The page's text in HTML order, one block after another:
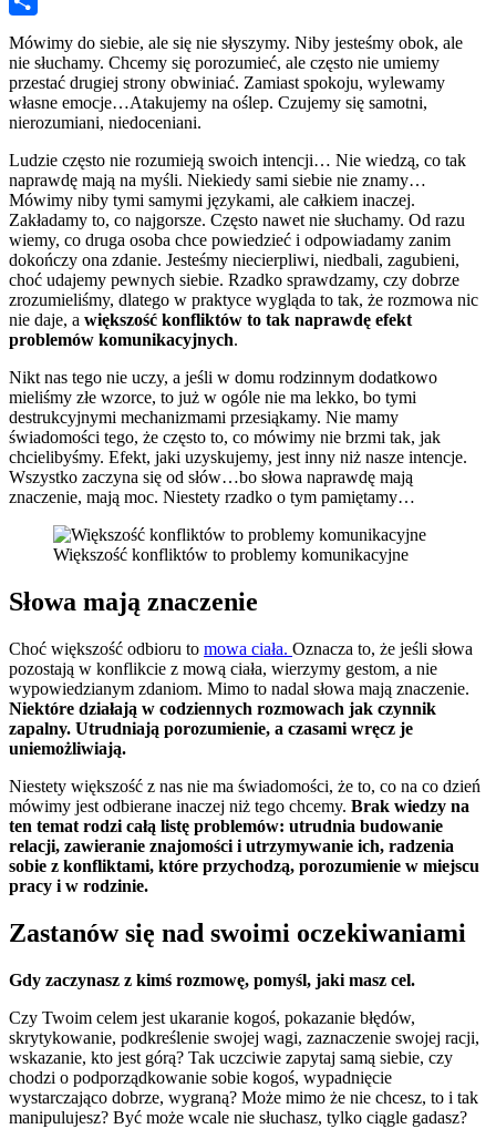
Mówimy do siebie, ale się nie słyszymy. Niby jesteśmy obok, ale
nie słuchamy. Chcemy się porozumieć, ale często nie umiemy
przestać drugiej strony obwiniać. Zamiast spokoju, wylewamy
własne emocje…Atakujemy na oślep. Czujemy się samotni,
nierozumiani, niedoceniani.
Ludzie często nie rozumieją swoich intencji… Nie wiedzą, co tak
naprawdę mają na myśli. Niekiedy sami siebie nie znamy…
Mówimy niby tymi samymi językami, ale całkiem inaczej.
Zakładamy to, co najgorsze. Często nawet nie słuchamy. Od razu
wiemy, co druga osoba chce powiedzieć i odpowiadamy zanim
dokończy ona zdanie. Jesteśmy niecierpliwi, niedbali, zagubieni,
choć udajemy pewnych siebie. Rzadko sprawdzamy, czy dobrze
zrozumieliśmy, dlatego w praktyce wygląda to tak, że rozmowa nic
nie daje, a większość konfliktów to tak naprawdę efekt
problemów komunikacyjnych.
Nikt nas tego nie uczy, a jeśli w domu rodzinnym dodatkowo
mieliśmy złe wzorce, to już w ogóle nie ma lekko, bo tymi
destrukcyjnymi mechanizmami przesiąkamy. Nie mamy
świadomości tego, że często to, co mówimy nie brzmi tak, jak
chcielibyśmy. Efekt, jaki uzyskujemy, jest inny niż nasze intencje.
Wszystko zaczyna się od słów…bo słowa naprawdę mają
znaczenie, mają moc. Niestety rzadko o tym pamiętamy…
Większość konfliktów to problemy komunikacyjne
Słowa mają znaczenie
Choć większość odbioru to mowa ciała. Oznacza to, że jeśli słowa
pozostają w konflikcie z mową ciała, wierzymy gestom, a nie
wypowiedzianym zdaniom. Mimo to nadal słowa mają znaczenie.
Niektóre działają w codziennych rozmowach jak czynnik
zapalny. Utrudniają porozumienie, a czasami wręcz je
uniemożliwiają.
Niestety większość z nas nie ma świadomości, że to, co na co dzień
mówimy jest odbierane inaczej niż tego chcemy. Brak wiedzy na
ten temat rodzi całą listę problemów: utrudnia budowanie
relacji, zawieranie znajomości i utrzymywanie ich, radzenia
sobie z konfliktami, które przychodzą, porozumienie w miejscu
pracy i w rodzinie.
Zastanów się nad swoimi oczekiwaniami
Gdy zaczynasz z kimś rozmowę, pomyśl, jaki masz cel.
Czy Twoim celem jest ukaranie kogoś, pokazanie błędów,
skrytykowanie, podkreślenie swojej wagi, zaznaczenie swojej racji,
wskazanie, kto jest górą? Tak uczciwie zapytaj samą siebie, czy
chodzi o podporządkowanie sobie kogoś, wypadnięcie
wystarczająco dobrze, wygraną? Może mimo że nie chcesz, to i tak
manipulujesz? Być może wcale nie słuchasz, tylko ciągle gadasz?